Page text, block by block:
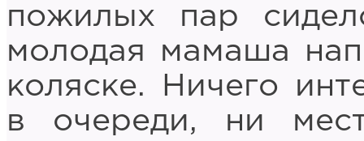
пожилых пар
молодая мамаша
коляске. Ничего
в очереди, ни